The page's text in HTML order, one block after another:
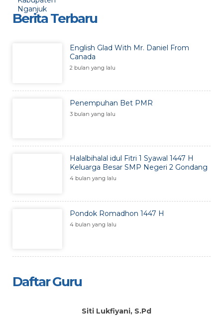
Berita Terbaru
English Glad With Mr. Daniel From
Canada
2 bulan yang lalu
Penempuhan Bet PMR
3 bulan yang lalu
Halalbihalal idul Fitri 1 Syawal 1447 H
Keluarga Besar SMP Negeri 2 Gondang
4 bulan yang lalu
Pondok Romadhon 1447 H
4 bulan yang lalu
Daftar Guru
Siti Lukfiyani, S.Pd